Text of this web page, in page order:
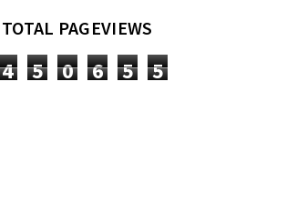
TOTAL PAGEVIEWS
4 5 0 6 5 5